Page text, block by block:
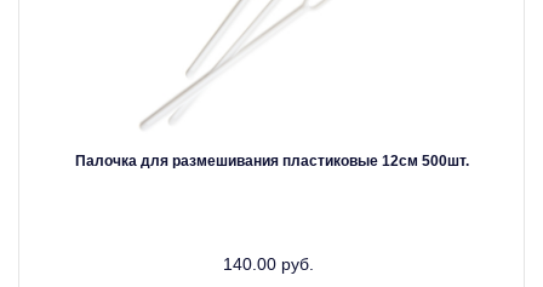
Палочка для размешивания пластиковые 12см 500шт.
140.00 руб.